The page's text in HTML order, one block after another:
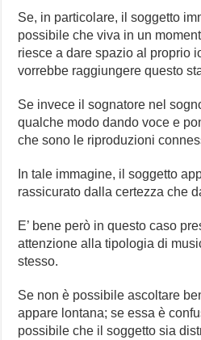
Se, in particolare, il soggetto
possibile che viva in un
riesce a dare spazio al proprio
vorrebbe raggiungere questo
Se invece il sognatore nel
qualche modo dando voce e
che sono le riproduzioni
In tale immagine, il soggetto
rassicurato dalla certezza che
E’ bene però in questo caso
attenzione alla tipologia di
stesso.
Se non è possibile ascoltare
appare lontana; se essa è
possibile che il soggetto sia